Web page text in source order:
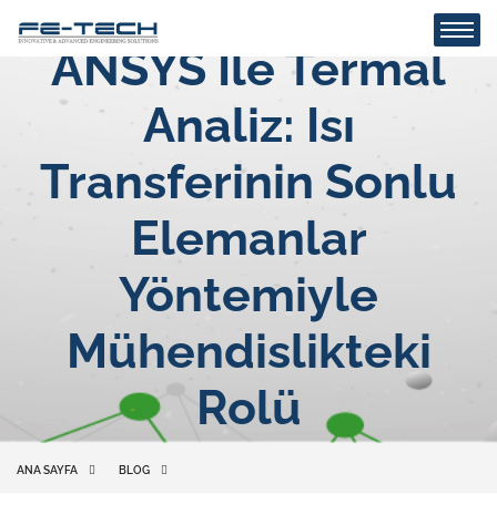
ANSYS Ile Termal
Analiz: Isı
Transferinin Sonlu
Elemanlar
Yöntemiyle
Mühendislikteki
Rolü
ANA SAYFA BLOG